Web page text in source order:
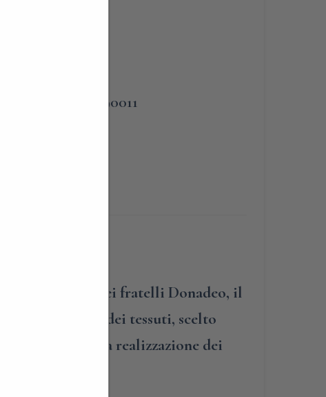
3383090011
fabbrica dei fratelli Donadeo, il
del finissaggio dei tessuti, scelto
francesi per la realizzazione dei